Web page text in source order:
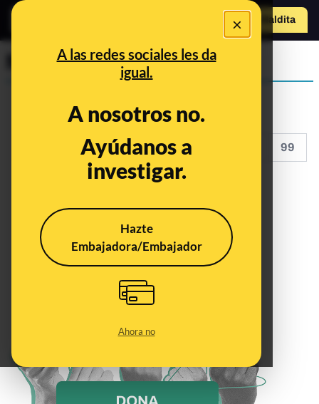
×
A las redes sociales les da
igual.
A nosotros no.
Ayúdanos a
investigar.
Hazte
Embajadora/Embajador
Ahora no
Hazte Maldita
Maldita Tecnología
94 95 96 99